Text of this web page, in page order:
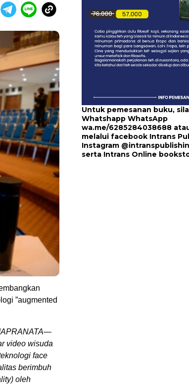
”augmented
video wisuda
face
berimbuh
oleh
Untuk pemesanan buku,
Whatshapp WhatsApp
wa.me/6285284038688
melalui facebook Intrans
Instagram
serta Intrans Online